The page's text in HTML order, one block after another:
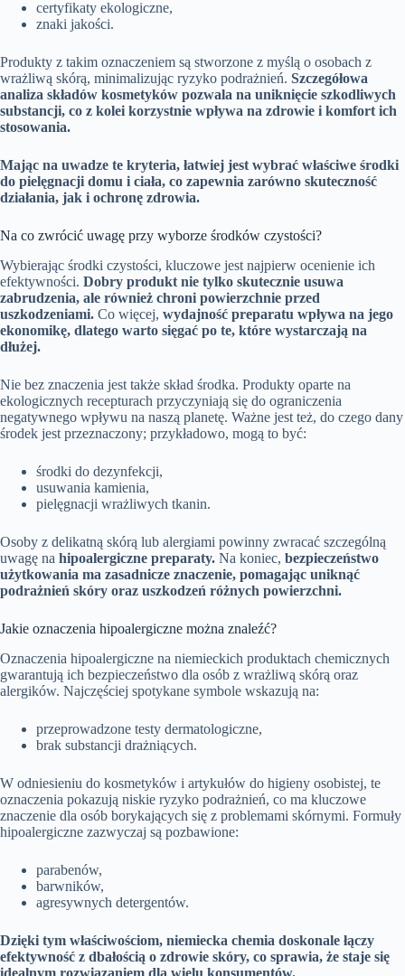
certyfikaty ekologiczne,
znaki jakości.
Produkty z takim oznaczeniem są stworzone z myślą o osobach z
wrażliwą skórą, minimalizując ryzyko podrażnień. Szczegółowa
analiza składów kosmetyków pozwala na uniknięcie szkodliwych
substancji, co z kolei korzystnie wpływa na zdrowie i komfort ich
stosowania.
Mając na uwadze te kryteria, łatwiej jest wybrać właściwe środki
do pielęgnacji domu i ciała, co zapewnia zarówno skuteczność
działania, jak i ochronę zdrowia.
Na co zwrócić uwagę przy wyborze środków czystości?
Wybierając środki czystości, kluczowe jest najpierw ocenienie ich
efektywności. Dobry produkt nie tylko skutecznie usuwa
zabrudzenia, ale również chroni powierzchnie przed
uszkodzeniami. Co więcej, wydajność preparatu wpływa na jego
ekonomikę, dlatego warto sięgać po te, które wystarczają na
dłużej.
Nie bez znaczenia jest także skład środka. Produkty oparte na
ekologicznych recepturach przyczyniają się do ograniczenia
negatywnego wpływu na naszą planetę. Ważne jest też, do czego dany
środek jest przeznaczony; przykładowo, mogą to być:
środki do dezynfekcji,
usuwania kamienia,
pielęgnacji wrażliwych tkanin.
Osoby z delikatną skórą lub alergiami powinny zwracać szczególną
uwagę na hipoalergiczne preparaty. Na koniec, bezpieczeństwo
użytkowania ma zasadnicze znaczenie, pomagając uniknąć
podrażnień skóry oraz uszkodzeń różnych powierzchni.
Jakie oznaczenia hipoalergiczne można znaleźć?
Oznaczenia hipoalergiczne na niemieckich produktach chemicznych
gwarantują ich bezpieczeństwo dla osób z wrażliwą skórą oraz
alergików. Najczęściej spotykane symbole wskazują na:
przeprowadzone testy dermatologiczne,
brak substancji drażniących.
W odniesieniu do kosmetyków i artykułów do higieny osobistej, te
oznaczenia pokazują niskie ryzyko podrażnień, co ma kluczowe
znaczenie dla osób borykających się z problemami skórnymi. Formuły
hipoalergiczne zazwyczaj są pozbawione:
parabenów,
barwników,
agresywnych detergentów.
Dzięki tym właściwościom, niemiecka chemia doskonale łączy
efektywność z dbałością o zdrowie skóry, co sprawia, że staje się
idealnym rozwiązaniem dla wielu konsumentów.